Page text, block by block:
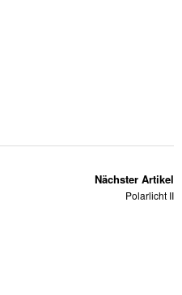
Nächster Artikel
Polarlicht II